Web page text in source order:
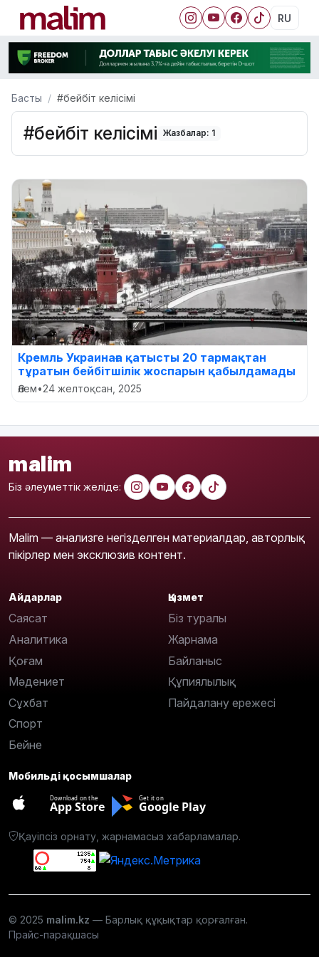
RU
Басты #бейбіт келісімі
#бейбіт келісімі Жазбалар: 1
Кремль Украинаға қатысты 20 тармақтан
тұратын бейбітшілік жоспарын қабылдамады
Әлем•24 желтоқсан, 2025
malim
Біз әлеуметтік желіде:
Malim — анализге негізделген материалдар, авторлық
пікірлер мен эксклюзив контент.
Айдарлар
Саясат
Аналитика
Қоғам
Мәдениет
Сұхбат
Спорт
Бейне
Қызмет
Біз туралы
Жарнама
Байланыс
Құпиялылық
Пайдалану ережесі
Мобильді қосымшалар
Download on the
App Store
Get it on
Google Play
Қауіпсіз орнату, жарнамасыз хабарламалар.
© 2025 malim.kz — Барлық құқықтар қорғалған.
Прайс-парақшасы